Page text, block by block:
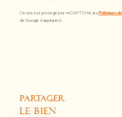
Ce site est protégé par reCAPTCHA, lesPolitiques
de Google s'appliquent.
partager
le bien